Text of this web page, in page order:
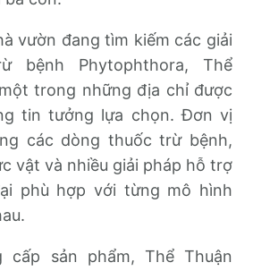
vườn đang tìm kiếm các giải
bệnh Phytophthora, Thể
trong những địa chỉ được
tin tưởng lựa chọn. Đơn vị
các dòng thuốc trừ bệnh,
vật và nhiều giải pháp hỗ trợ
phù hợp với từng mô hình
cấp sản phẩm, Thể Thuận